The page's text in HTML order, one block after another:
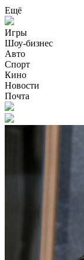
Ещё
Игры
Шоу-бизнес
Авто
Спорт
Кино
Новости
Почта